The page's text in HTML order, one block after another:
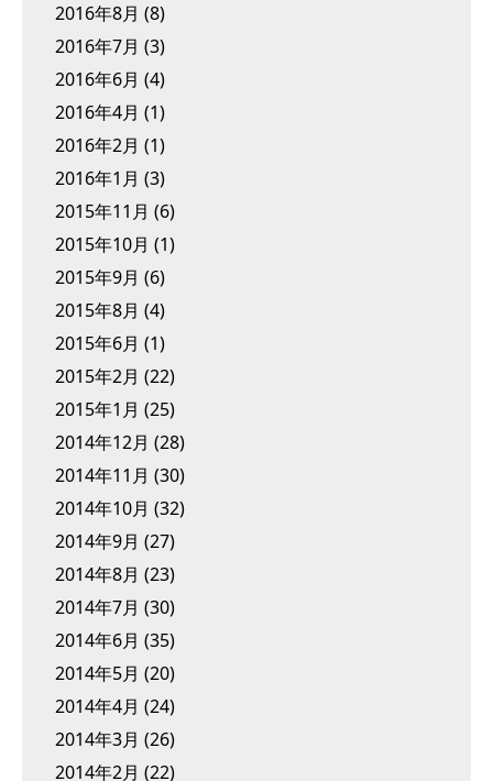
2016年8月 (8)
2016年7月 (3)
2016年6月 (4)
2016年4月 (1)
2016年2月 (1)
2016年1月 (3)
2015年11月 (6)
2015年10月 (1)
2015年9月 (6)
2015年8月 (4)
2015年6月 (1)
2015年2月 (22)
2015年1月 (25)
2014年12月 (28)
2014年11月 (30)
2014年10月 (32)
2014年9月 (27)
2014年8月 (23)
2014年7月 (30)
2014年6月 (35)
2014年5月 (20)
2014年4月 (24)
2014年3月 (26)
2014年2月 (22)